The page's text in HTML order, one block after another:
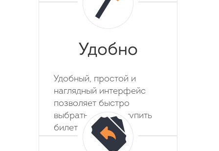
Удобно
Удобный, простой и
наглядный интерфейс
позволяет быстро
выбрать место и купить
билет на автобус.